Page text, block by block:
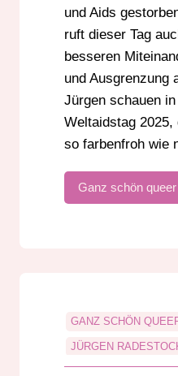
und Aids
ruft dieser Tag
besseren
und Ausgrenzung
Jürgen schauen
Weltaidstag 2025,
so farbenfroh wie
Ganz schön queer
GANZ SCHÖN
JÜRGEN